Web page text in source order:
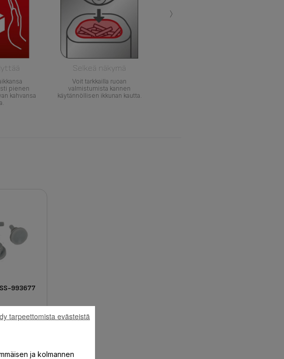
pienen
kahvansa
Selkeä näkymä
Voit tarkkailla ruoan
valmistumista kannen
käytännöllisen ikkunan kautta.
›
SS-993677
3,20 €ja kolmannen
tarpeettomista evästeistä